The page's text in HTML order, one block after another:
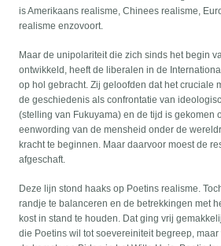
is Amerikaans realisme, Chinees realisme,
realisme enzovoort.
Maar de unipolariteit die zich sinds het begin
ontwikkeld, heeft de liberalen in de
op hol gebracht. Zij geloofden dat het cruciale
de geschiedenis als confrontatie van
(stelling van Fukuyama) en de tijd is gekomen
eenwording van de mensheid onder de
kracht te beginnen. Maar daarvoor moest de
afgeschaft.
Deze lijn stond haaks op Poetins realisme.
randje te balanceren en de betrekkingen met
kost in stand te houden. Dat ging vrij
die Poetins wil tot soevereiniteit begreep,